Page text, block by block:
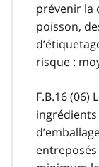
prévenir la
poisson,
risque :
F.B.16 (06)
ingrédients